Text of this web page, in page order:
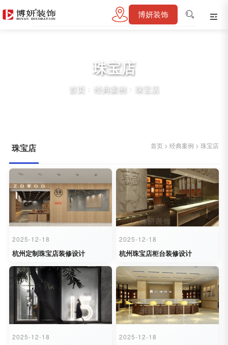
博妍装饰
珠宝店
首页 > 经典案例> 珠宝店
珠宝店 首页 >经典案例 >珠宝店
2025-12-18
杭州定制珠宝店装修设计
2025-12-18
杭州珠宝店柜台装修设计
2025-12-18 2025-12-18